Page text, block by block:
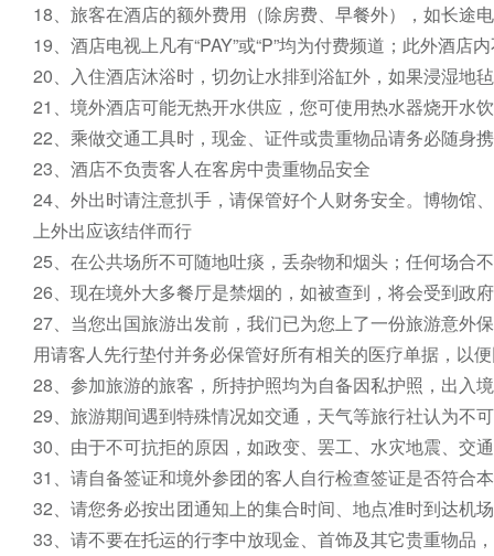
18、旅客在酒店的额外费用（除房费、早餐外），如长途
19、酒店电视上凡有“PAY”或“P”均为付费频道；此外酒店
20、入住酒店沐浴时，切勿让水排到浴缸外，如果浸湿地
21、境外酒店可能无热开水供应，您可使用热水器烧开水
22、乘做交通工具时，现金、证件或贵重物品请务必随身
23、酒店不负责客人在客房中贵重物品安全
24、外出时请注意扒手，请保管好个人财务安全。博物馆
上外出应该结伴而行
25、在公共场所不可随地吐痰，丢杂物和烟头；任何场合
26、现在境外大多餐厅是禁烟的，如被查到，将会受到政
27、当您出国旅游出发前，我们已为您上了一份旅游意外
用请客人先行垫付并务必保管好所有相关的医疗单据，以
28、参加旅游的旅客，所持护照均为自备因私护照，出入
29、旅游期间遇到特殊情况如交通，天气等旅行社认为不
30、由于不可抗拒的原因，如政变、罢工、水灾地震、交
31、请自备签证和境外参团的客人自行检查签证是否符合
32、请您务必按出团通知上的集合时间、地点准时到达机
33、请不要在托运的行李中放现金、首饰及其它贵重物品